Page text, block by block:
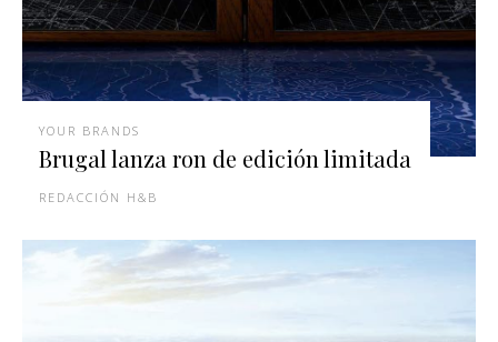
YOUR BRANDS
Brugal lanza ron de edición limitada
REDACCIÓN H&B